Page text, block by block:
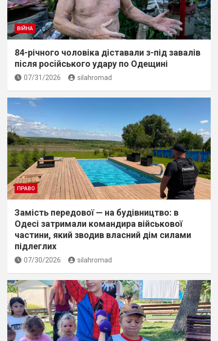
ВІЙНА
84-річного чоловіка діставали з-під завалів
пiсля росiйського удару по Одещині
07/31/2026 silahromad
ПРАВО
Замість передової — на будівництво: в
Одесі затримали командира військової
частини, який зводив власний дім силами
підлеглих
07/30/2026 silahromad